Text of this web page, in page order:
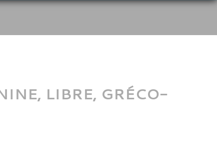
LIBRE, GRÉCO-